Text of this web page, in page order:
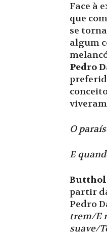
Face à
que
se
algum
Pedro
O
E
partir
Pedro
trem/E
suave/